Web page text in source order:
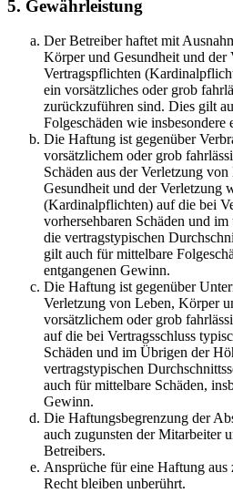
5. Gewährleistung
Der Betreiber haftet mit
Körper und Gesundheit und der
Vertragspflichten
ein vorsätzliches oder grob
zurückzuführen sind. Dies gilt
Folgeschäden wie insbesondere
Die Haftung ist gegenüber
vorsätzlichem oder grob
Schäden aus der Verletzung
Gesundheit und der Verletzung
(Kardinalpflichten) auf die bei
vorhersehbaren Schäden und
die vertragstypischen
gilt auch für mittelbare
entgangenen Gewinn.
Die Haftung ist gegenüber
Verletzung von Leben, Körper
vorsätzlichem oder grob
auf die bei Vertragsschluss
Schäden und im Übrigen der
vertragstypischen
auch für mittelbare Schäden,
Gewinn.
Die Haftungsbegrenzung der
auch zugunsten der Mitarbeiter
Betreibers.
Ansprüche für eine Haftung aus
Recht bleiben unberührt.